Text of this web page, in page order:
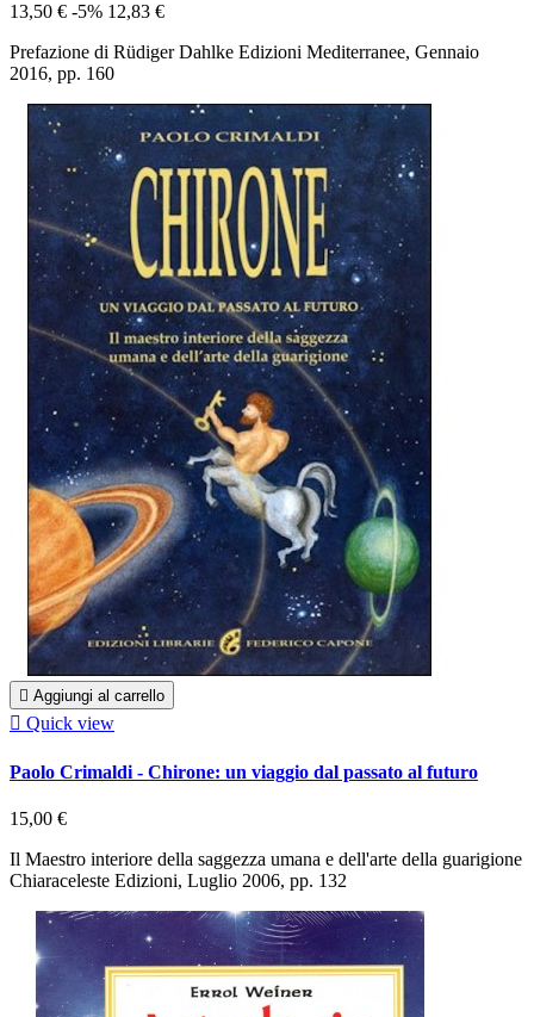
13,50 € -5% 12,83 €
Prefazione di Rüdiger Dahlke Edizioni Mediterranee, Gennaio
2016, pp. 160
 Aggiungi al carrello
 Quick view
Paolo Crimaldi - Chirone: un viaggio dal passato al futuro
15,00 €
Il Maestro interiore della saggezza umana e dell'arte della guarigione
Chiaraceleste Edizioni, Luglio 2006, pp. 132